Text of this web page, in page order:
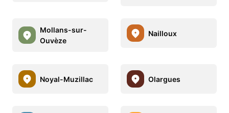
Mollans-sur-
Ouvèze
Nailloux
Noyal-Muzillac Olargues